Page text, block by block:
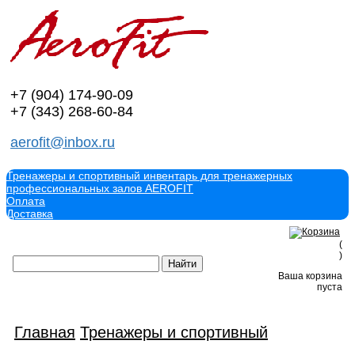
+7 (904) 174-90-09
+7 (343) 268-60-84
aerofit@inbox.ru
Тренажеры и спортивный инвентарь для тренажерных
профессиональных залов AEROFIT
Оплата
Доставка
(
)
Ваша корзина
пуста
Главная Тренажеры и спортивный